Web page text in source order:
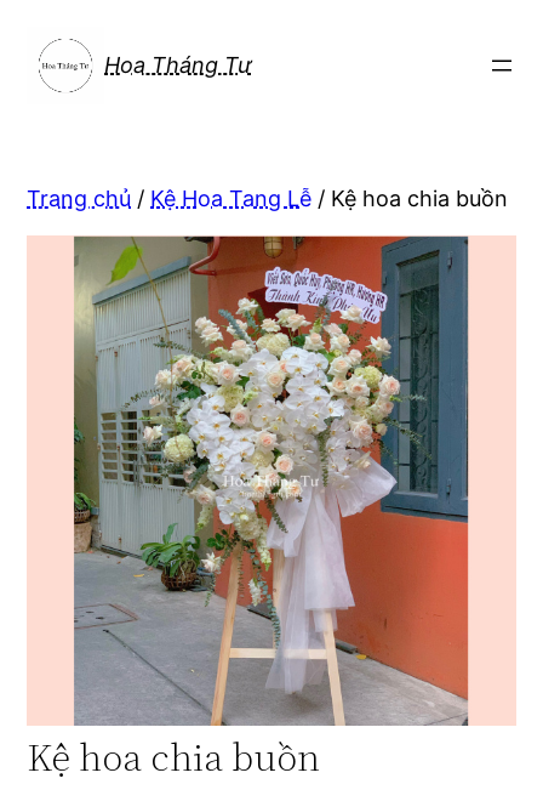
phần
Hoa Tháng Tư
Trang chủ / Kệ Hoa Tang Lễ / Kệ hoa chia buồn
Kệ hoa chia buồn